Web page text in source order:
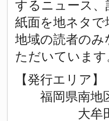
するニュース
紙面を地ネタ
地域の読者の
ただいています
【発行エリア】
福岡県南地
大牟田市